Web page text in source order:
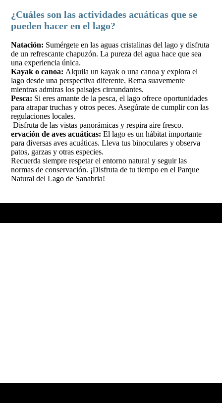
¿Cuáles son las actividades acuáticas que se
pueden hacer en el lago?
Natación: Sumérgete en las aguas cristalinas del lago y disfruta
de un refrescante chapuzón. La pureza del agua hace que sea
una experiencia única.
Kayak o canoa: Alquila un kayak o una canoa y explora el
lago desde una perspectiva diferente. Rema suavemente
mientras admiras los paisajes circundantes.
Pesca: Si eres amante de la pesca, el lago ofrece oportunidades
para atrapar truchas y otros peces. Asegúrate de cumplir con las
regulaciones locales.
Disfruta de las vistas panorámicas y respira aire fresco.
ervación de aves acuáticas: El lago es un hábitat importante
para diversas aves acuáticas. Lleva tus binoculares y observa
patos, garzas y otras especies.
Recuerda siempre respetar el entorno natural y seguir las
normas de conservación. ¡Disfruta de tu tiempo en el Parque
Natural del Lago de Sanabria!